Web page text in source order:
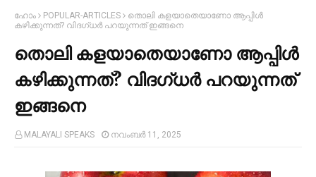
ഹോം POPULAR-ARTICLES
തൊലി കളയാതെയാണോ ആപ്പിള്‍
കഴിക്കുന്നത്? വിദഗ്ധര്‍ പറയുന്നത് ഇങ്ങനെ
തൊലി കളയാതെയാണോ ആപ്പിള്‍
കഴിക്കുന്നത്? വിദഗ്ധര്‍ പറയുന്നത്
ഇങ്ങനെ
MALAYALI SPEAKS നവംബർ 11, 2025